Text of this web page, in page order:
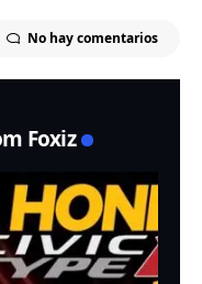
No hay comentarios
Foxiz